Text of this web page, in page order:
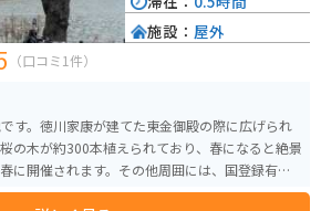
（口コミ1件）
す。徳川家康が建てた東金御殿の際に広げられ
の木が約300本植えられており、春になると絶景
に開催されます。その他周囲には、国登録有形文
いスポットとなっています。
施設： 屋外